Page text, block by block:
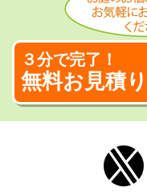
３分で完了！
無料お見積